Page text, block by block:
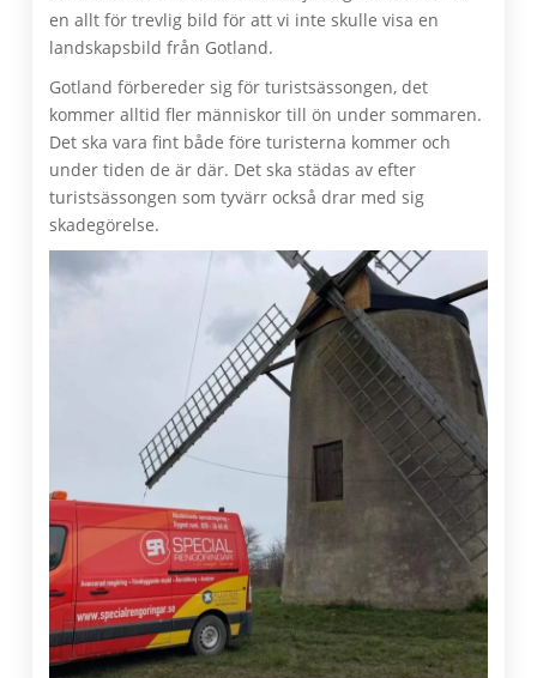
en allt för trevlig bild för att vi inte skulle visa en
landskapsbild från Gotland.
Gotland förbereder sig för turistsässongen, det
kommer alltid fler människor till ön under sommaren.
Det ska vara fint både före turisterna kommer och
under tiden de är där. Det ska städas av efter
turistsässongen som tyvärr också drar med sig
skadegörelse.